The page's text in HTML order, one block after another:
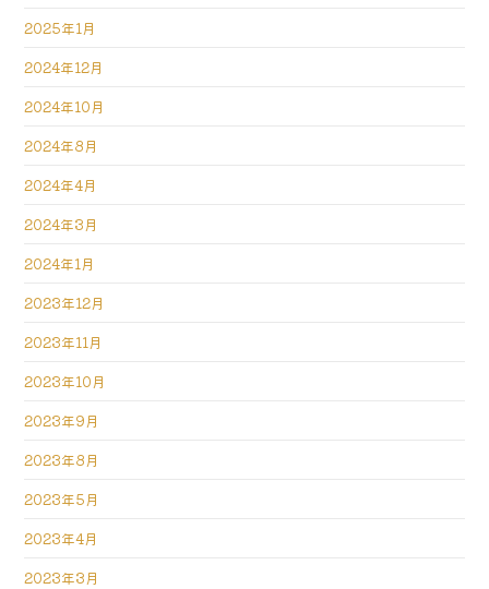
2025年1月
2024年12月
2024年10月
2024年8月
2024年4月
2024年3月
2024年1月
2023年12月
2023年11月
2023年10月
2023年9月
2023年8月
2023年5月
2023年4月
2023年3月